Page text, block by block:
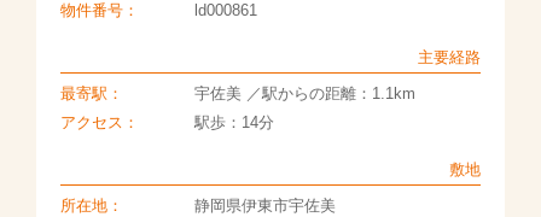
物件番号： ld000861
主要経路
最寄駅：
宇佐美 ／駅からの距離：1.1km
アクセス：
駅歩：14分
敷地
所在地：
静岡県伊東市宇佐美